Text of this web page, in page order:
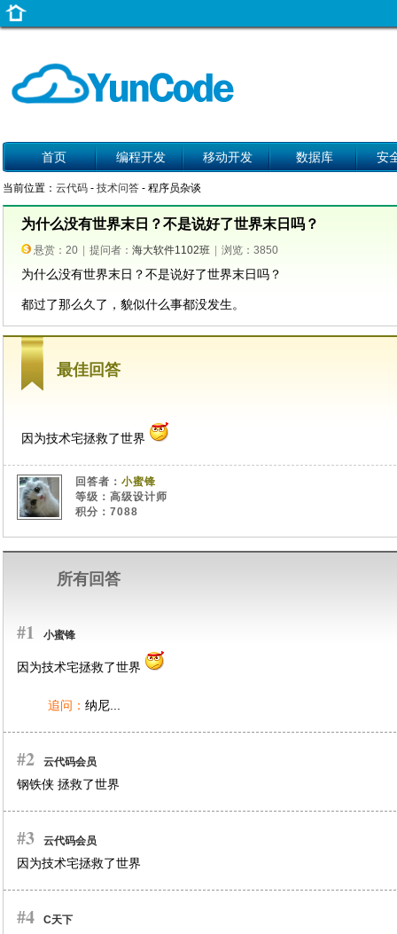
首页 编程开发 移动开发 数据库 安
当前位置： 云代码 - 技术问答 - 程序员杂谈
为什么没有世界末日？不是说好了世界末日吗？
悬赏：20 提问者： 海大软件1102班 浏览：3850
为什么没有世界末日？不是说好了世界末日吗？
都过了那么久了，貌似什么事都没发生。
最佳回答
因为技术宅拯救了世界
回答者： 小蜜锋
等级：高级设计师
积分：7088
所有回答
#1 小蜜锋
因为技术宅拯救了世界
追问： 纳尼...
#2 云代码会员
钢铁侠 拯救了世界
#3 云代码会员
因为技术宅拯救了世界
#4 C天下